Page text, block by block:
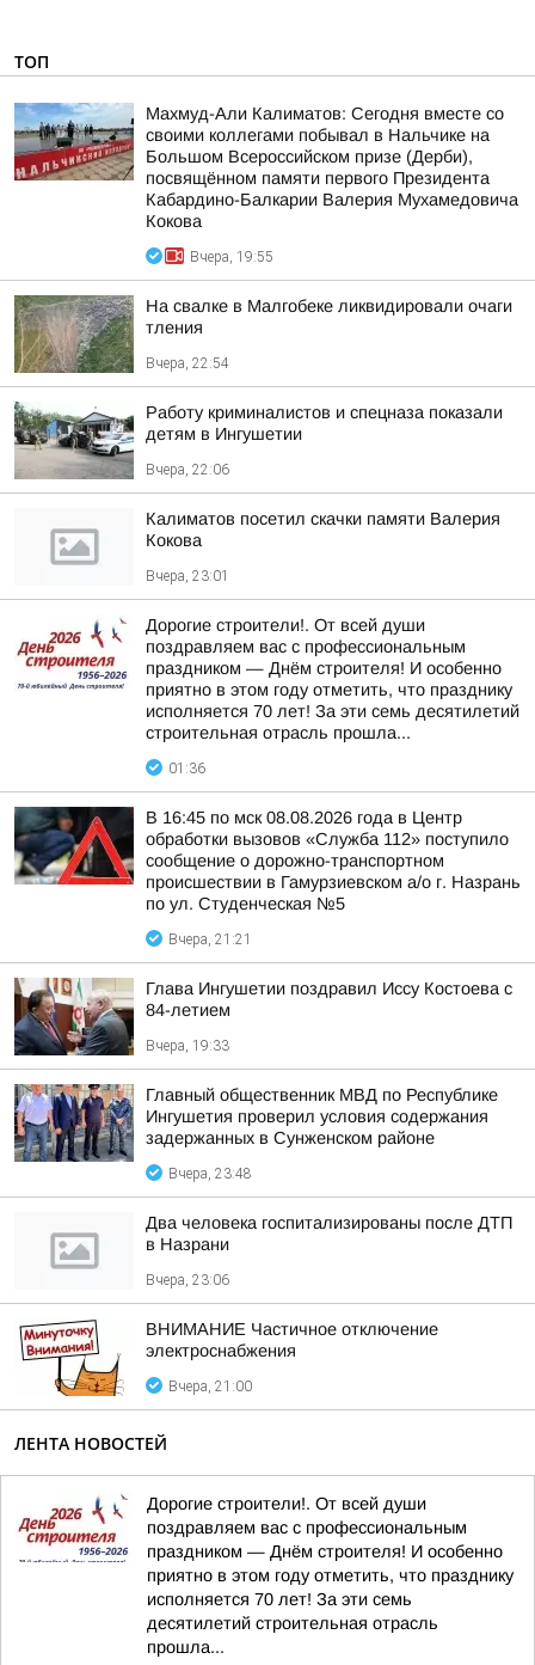
ТОП
Махмуд-Али Калиматов: Сегодня вместе со
своими коллегами побывал в Нальчике на
Большом Всероссийском призе (Дерби),
посвящённом памяти первого Президента
Кабардино-Балкарии Валерия Мухамедовича
Кокова
Вчера, 19:55
На свалке в Малгобеке ликвидировали очаги
тления
Вчера, 22:54
Работу криминалистов и спецназа показали
детям в Ингушетии
Вчера, 22:06
Калиматов посетил скачки памяти Валерия
Кокова
Вчера, 23:01
Дорогие строители!. От всей души
поздравляем вас с профессиональным
праздником — Днём строителя! И особенно
приятно в этом году отметить, что празднику
исполняется 70 лет! За эти семь десятилетий
строительная отрасль прошла...
01:36
В 16:45 по мск 08.08.2026 года в Центр
обработки вызовов «Служба 112» поступило
сообщение о дорожно-транспортном
происшествии в Гамурзиевском а/о г. Назрань
по ул. Студенческая №5
Вчера, 21:21
Глава Ингушетии поздравил Иссу Костоева с
84-летием
Вчера, 19:33
Главный общественник МВД по Республике
Ингушетия проверил условия содержания
задержанных в Сунженском районе
Вчера, 23:48
Два человека госпитализированы после ДТП
в Назрани
Вчера, 23:06
ВНИМАНИЕ Частичное отключение
электроснабжения
Вчера, 21:00
ЛЕНТА НОВОСТЕЙ
Дорогие строители!. От всей души
поздравляем вас с профессиональным
праздником — Днём строителя! И особенно
приятно в этом году отметить, что празднику
исполняется 70 лет! За эти семь
десятилетий строительная отрасль
прошла...